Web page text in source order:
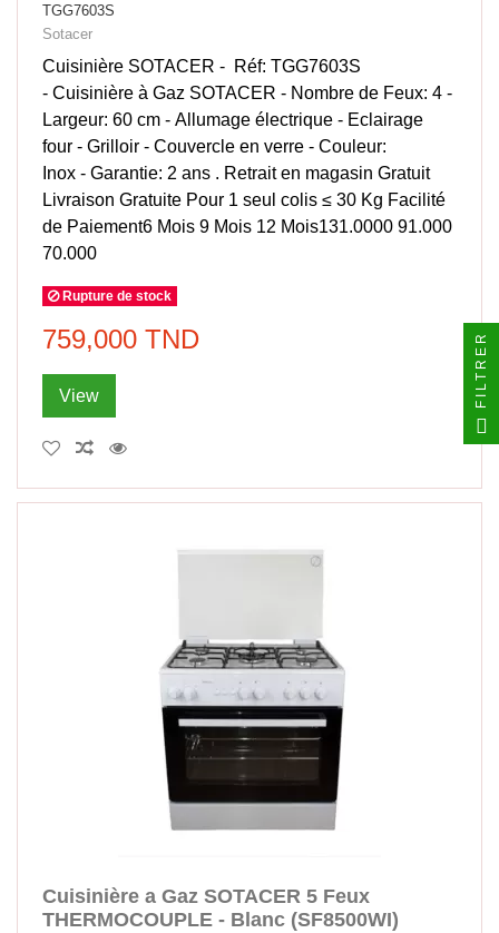
TGG7603S
Sotacer
Cuisinière SOTACER - Réf: TGG7603S
- Cuisinière à Gaz SOTACER - Nombre de Feux: 4 -
Largeur: 60 cm - Allumage électrique - Eclairage
four - Grilloir - Couvercle en verre - Couleur:
Inox - Garantie: 2 ans . Retrait en magasin Gratuit
Livraison Gratuite Pour 1 seul colis ≤ 30 Kg Facilité
de Paiement6 Mois 9 Mois 12 Mois131.0000 91.000
70.000
Rupture de stock
759,000 TND
View
Cuisinière a Gaz SOTACER 5 Feux
THERMOCOUPLE - Blanc (SF8500WI)
FILTRER